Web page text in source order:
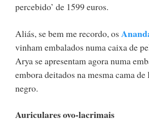
percebido’ de 1599 euros.
Aliás, se bem me recordo, os
vinham embalados numa caixa de
Arya se apresentam agora numa
embora deitados na mesma cama
negro.
Auriculares ovo-lacrimais